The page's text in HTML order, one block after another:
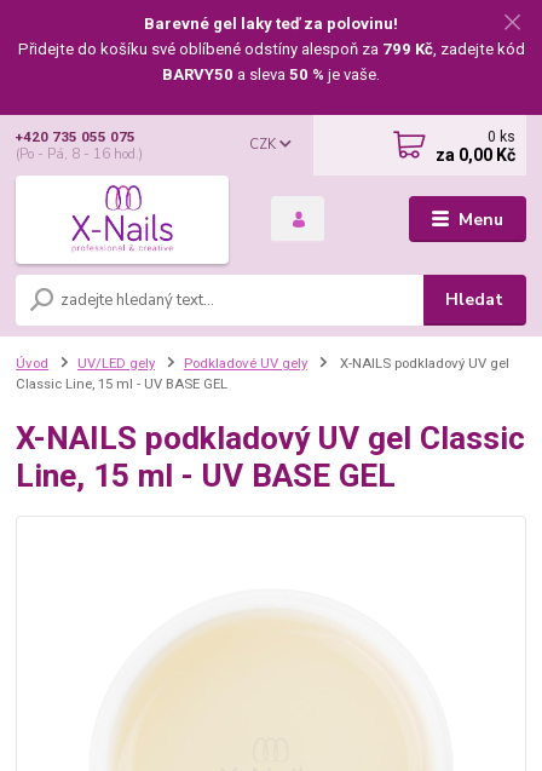
Barevné gel laky teď za polovinu!
Přidejte do košíku své oblíbené odstíny alespoň za 799 Kč, zadejte kód
BARVY50 a sleva 50 % je vaše.
Menu
CZK
Hledat
+420 735 055 075
(Po - Pá, 8 - 16 hod.)
0 ks
za 0,00 Kč
Úvod UV/LED gely Podkladové UV gely
X-NAILS podkladový UV gel
Classic Line, 15 ml - UV BASE GEL
X-NAILS podkladový UV gel Classic
Line, 15 ml - UV BASE GEL